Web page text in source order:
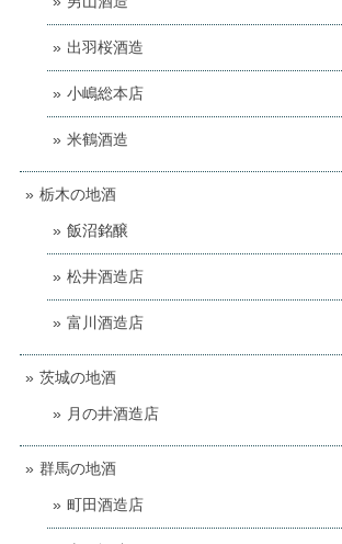
出羽桜酒造
小嶋総本店
米鶴酒造
栃木の地酒
飯沼銘醸
松井酒造店
富川酒造店
茨城の地酒
月の井酒造店
群馬の地酒
町田酒造店